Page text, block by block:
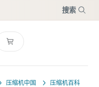
搜索
压缩机中国 压缩机百科